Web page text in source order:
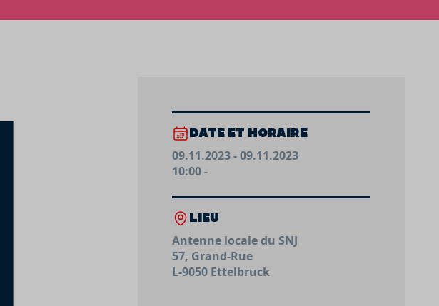
DATE ET HORAIRE
09.11.2023 - 09.11.2023
10:00 -
LIEU
Antenne locale du SNJ
57, Grand-Rue
L-9050 Ettelbruck